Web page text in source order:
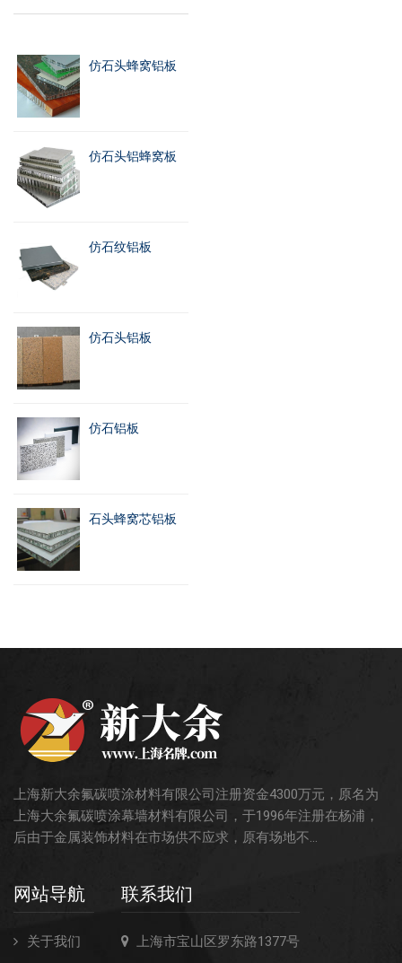
仿石头蜂窝铝板
仿石头铝蜂窝板
仿石纹铝板
仿石头铝板
仿石铝板
石头蜂窝芯铝板
上海新大余氟碳喷涂材料有限公司注册资金4300万元，原名为
上海大余氟碳喷涂幕墙材料有限公司，于1996年注册在杨浦，
后由于金属装饰材料在市场供不应求，原有场地不...
网站导航
关于我们
联系我们
上海市宝山区罗东路1377号